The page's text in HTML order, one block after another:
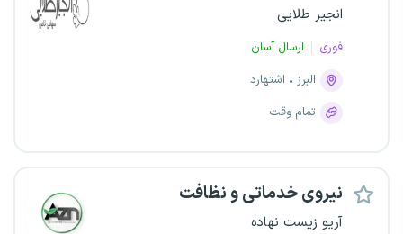
انجیر طلایی
فوری
ارسال آسان
البرز
اشتهارد
تمام وقت
نیروی خدماتی و نظافت
آریو زیست نهاده